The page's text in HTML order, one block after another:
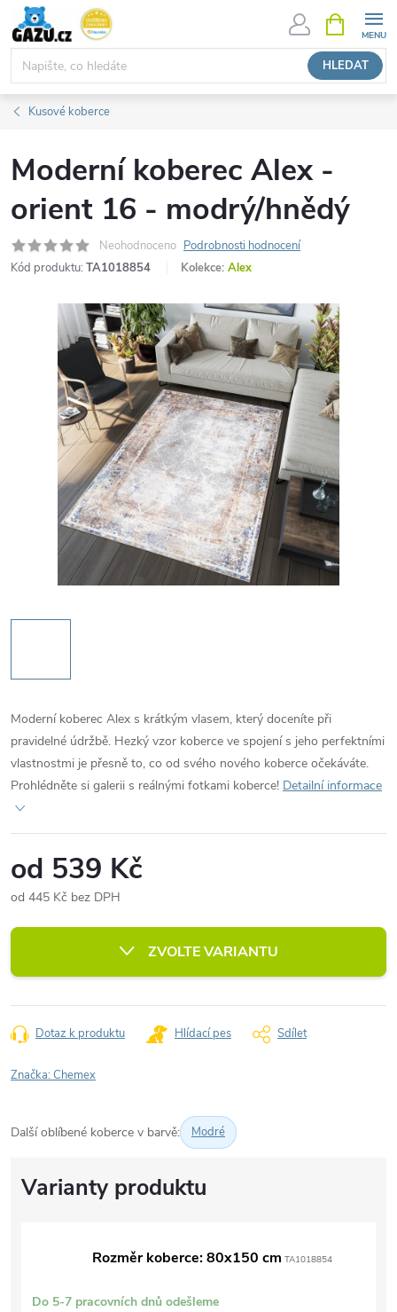
Přejít
obsah
HLEDAT
NÁKUPNÍ
KOŠÍK
Kusové koberce
Moderní koberec Alex -
orient 16 - modrý/hnědý
Neohodnoceno Podrobnosti hodnocení
Kód produktu: TA1018854 Kolekce: Alex
Moderní koberec Alex s krátkým vlasem, který doceníte při
pravidelné údržbě. Hezký vzor koberce ve spojení s jeho perfektními
vlastnostmi je přesně to, co od svého nového koberce očekáváte.
Prohlédněte si galerii s reálnými fotkami koberce! Detailní informace
od 539 Kč
od 445 Kč bez DPH
cena:
ZVOLTE VARIANTU
Dotaz k produktu Hlídací pes Sdílet
Značka:Chemex
Další oblíbené koberce v barvě: Modré
Rozměr koberce: 80x150 cm TA1018854
Do 5-7 pracovních dnů odešleme